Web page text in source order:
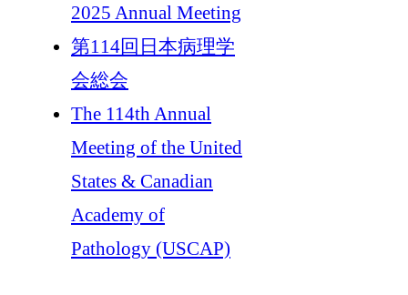
2025 Annual Meeting
第114回日本病理学
会総会
The 114th Annual
Meeting of the United
States & Canadian
Academy of
Pathology (USCAP)